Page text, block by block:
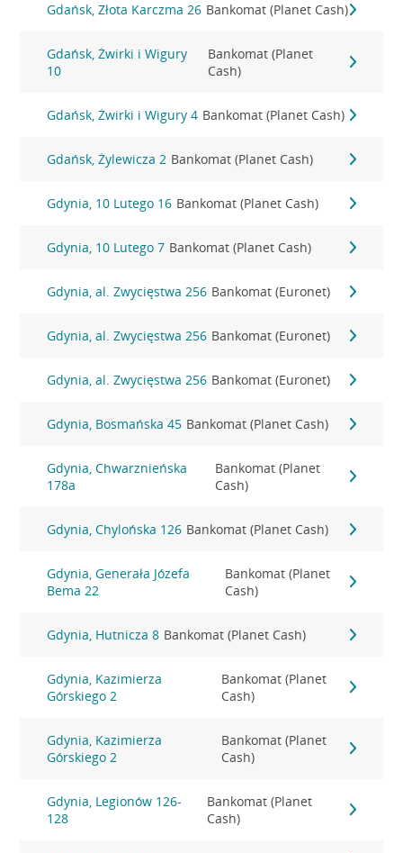
Gdańsk, Złota Karczma 26 Bankomat (Planet Cash)
Gdańsk, Żwirki i Wigury
10
Bankomat (Planet
Cash)
Gdańsk, Żwirki i Wigury 4 Bankomat (Planet Cash)
Gdańsk, Żylewicza 2 Bankomat (Planet Cash)
Gdynia, 10 Lutego 16 Bankomat (Planet Cash)
Gdynia, 10 Lutego 7 Bankomat (Planet Cash)
Gdynia, al. Zwycięstwa 256 Bankomat (Euronet)
Gdynia, al. Zwycięstwa 256 Bankomat (Euronet)
Gdynia, al. Zwycięstwa 256 Bankomat (Euronet)
Gdynia, Bosmańska 45 Bankomat (Planet Cash)
Gdynia, Chwarznieńska
178a
Bankomat (Planet
Cash)
Gdynia, Chylońska 126 Bankomat (Planet Cash)
Gdynia, Generała Józefa
Bema 22
Bankomat (Planet
Cash)
Gdynia, Hutnicza 8 Bankomat (Planet Cash)
Gdynia, Kazimierza
Górskiego 2
Bankomat (Planet
Cash)
Gdynia, Kazimierza
Górskiego 2
Bankomat (Planet
Cash)
Gdynia, Legionów 126-
128
Bankomat (Planet
Cash)